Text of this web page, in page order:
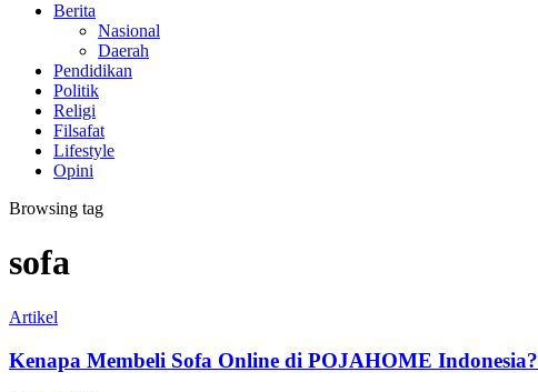
Berita
Nasional
Daerah
Pendidikan
Politik
Religi
Filsafat
Lifestyle
Opini
Browsing tag
sofa
Artikel
Kenapa Membeli Sofa Online di POJAHOME Indonesia?